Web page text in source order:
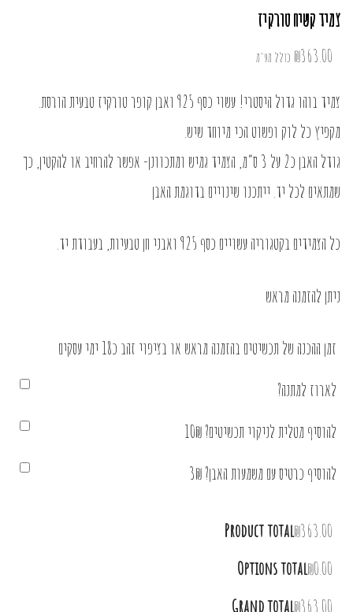
צמיד קשיח טורקיז
₪363.00 כולל מע"מ
צמיד בוהו גדול היסטרי! עשוי כסף 925 ואבן קופר טורקיז טבעית הורסת.
מקפיץ כל לוק ופשוט הכי מיוחד שיש.
גודל האבן כ2 על 3 ס”מ, הצמיד גמיש ומתכוונן- אפשר להרחיב או להקטין, כך
שמתאים לכל יד. ייתכנו שינויים בדוגמת האבן
כל הצמידים בקטגוריה עשויים כסף 925 ואבני חן טבעיות, בעבודת יד.
ניתן להזמנה מראש
זמן ההכנה של תכשיטים בהזמנה מראש או בציפוי זהב כ18 ימי עסקים
לארוז למתנה?
להוסיף מטלית לניקוי תכשיטים? 10₪
להוסיף כרטיס עם משמעות האבן? 3₪
Product total₪363.00
Options total₪0.00
Grand total₪363.00